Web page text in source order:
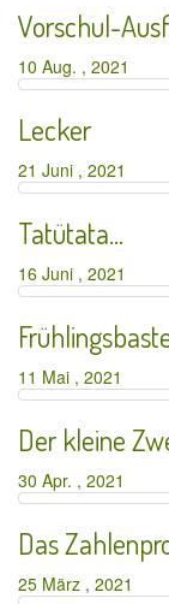
Vorschul-
10 Aug. , 2021
Lecker
21 Juni , 2021
Tatütata…
16 Juni , 2021
11 Mai , 2021
Der kleine
30 Apr. , 2021
Das
25 März , 2021